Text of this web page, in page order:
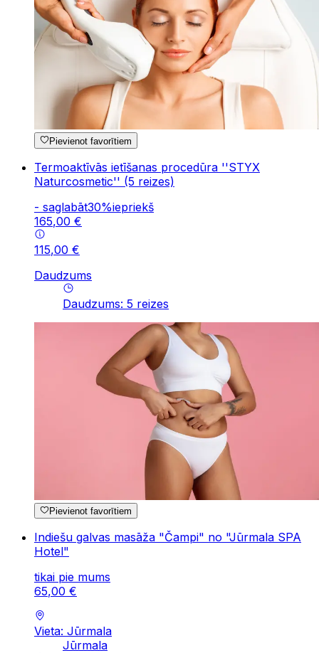
Pievienot favorītiem
Termoaktīvās ietīšanas procedūra ''STYX
Naturcosmetic'' (5 reizes)
- saglabāt30%iepriekš
165,00 €
115,00 €
Daudzums
Daudzums: 5 reizes
Pievienot favorītiem
Indiešu galvas masāža "Čampi" no "Jūrmala SPA
Hotel"
tikai pie mums
65,00 €
Vieta: Jūrmala
Jūrmala